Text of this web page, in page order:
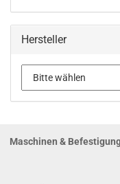
Hersteller
Maschinen &